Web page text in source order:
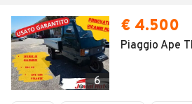
6
€ 4.500
Piaggio Ape